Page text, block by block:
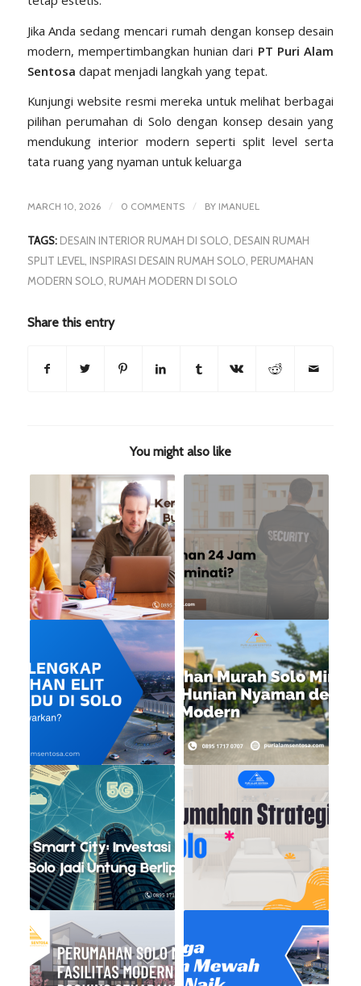
Jika Anda sedang mencari rumah dengan konsep desain
modern, mempertimbangkan hunian dari PT Puri Alam
Sentosa dapat menjadi langkah yang tepat.
Kunjungi website resmi mereka untuk melihat berbagai
pilihan perumahan di Solo dengan konsep desain yang
mendukung interior modern seperti split level serta
tata ruang yang nyaman untuk keluarga
MARCH 10, 2026 / 0 COMMENTS / BY IMANUEL
TAGS: DESAIN INTERIOR RUMAH DI SOLO DESAIN RUMAH
SPLIT LEVEL
INSPIRASI DESAIN RUMAH SOLO PERUMAHAN
MODERN SOLO RUMAH MODERN DI SOLO
Share this entry
You might also like